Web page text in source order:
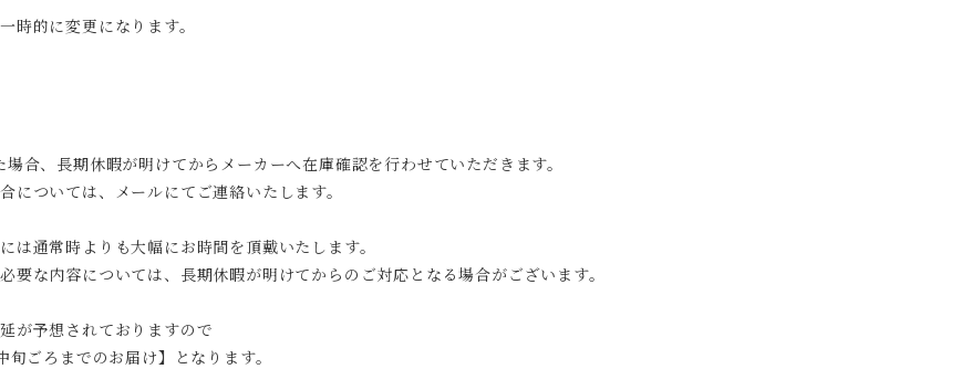
時的に変更になります。
合、長期休暇が明けてからメーカーへ在庫確認を行わせていただきます。
ついては、メールにてご連絡いたします。
通常時よりも大幅にお時間を頂戴いたします。
な内容については、長期休暇が明けてからのご対応となる場合がございます。
が予想されておりますので
ごろまでのお届け】となります。